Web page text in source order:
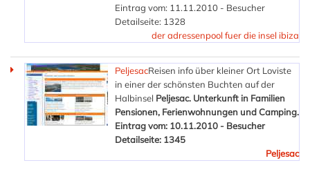
Eintrag vom: 11.11.2010 - Besucher
Detailseite: 1328
der adressenpool fuer die insel ibiza
PeljesacReisen info über kleiner Ort Loviste
in einer der schönsten Buchten auf der
Halbinsel Peljesac. Unterkunft in Familien
Pensionen, Ferienwohnungen und Camping.
Eintrag vom: 10.11.2010 - Besucher
Detailseite: 1345
Peljesac